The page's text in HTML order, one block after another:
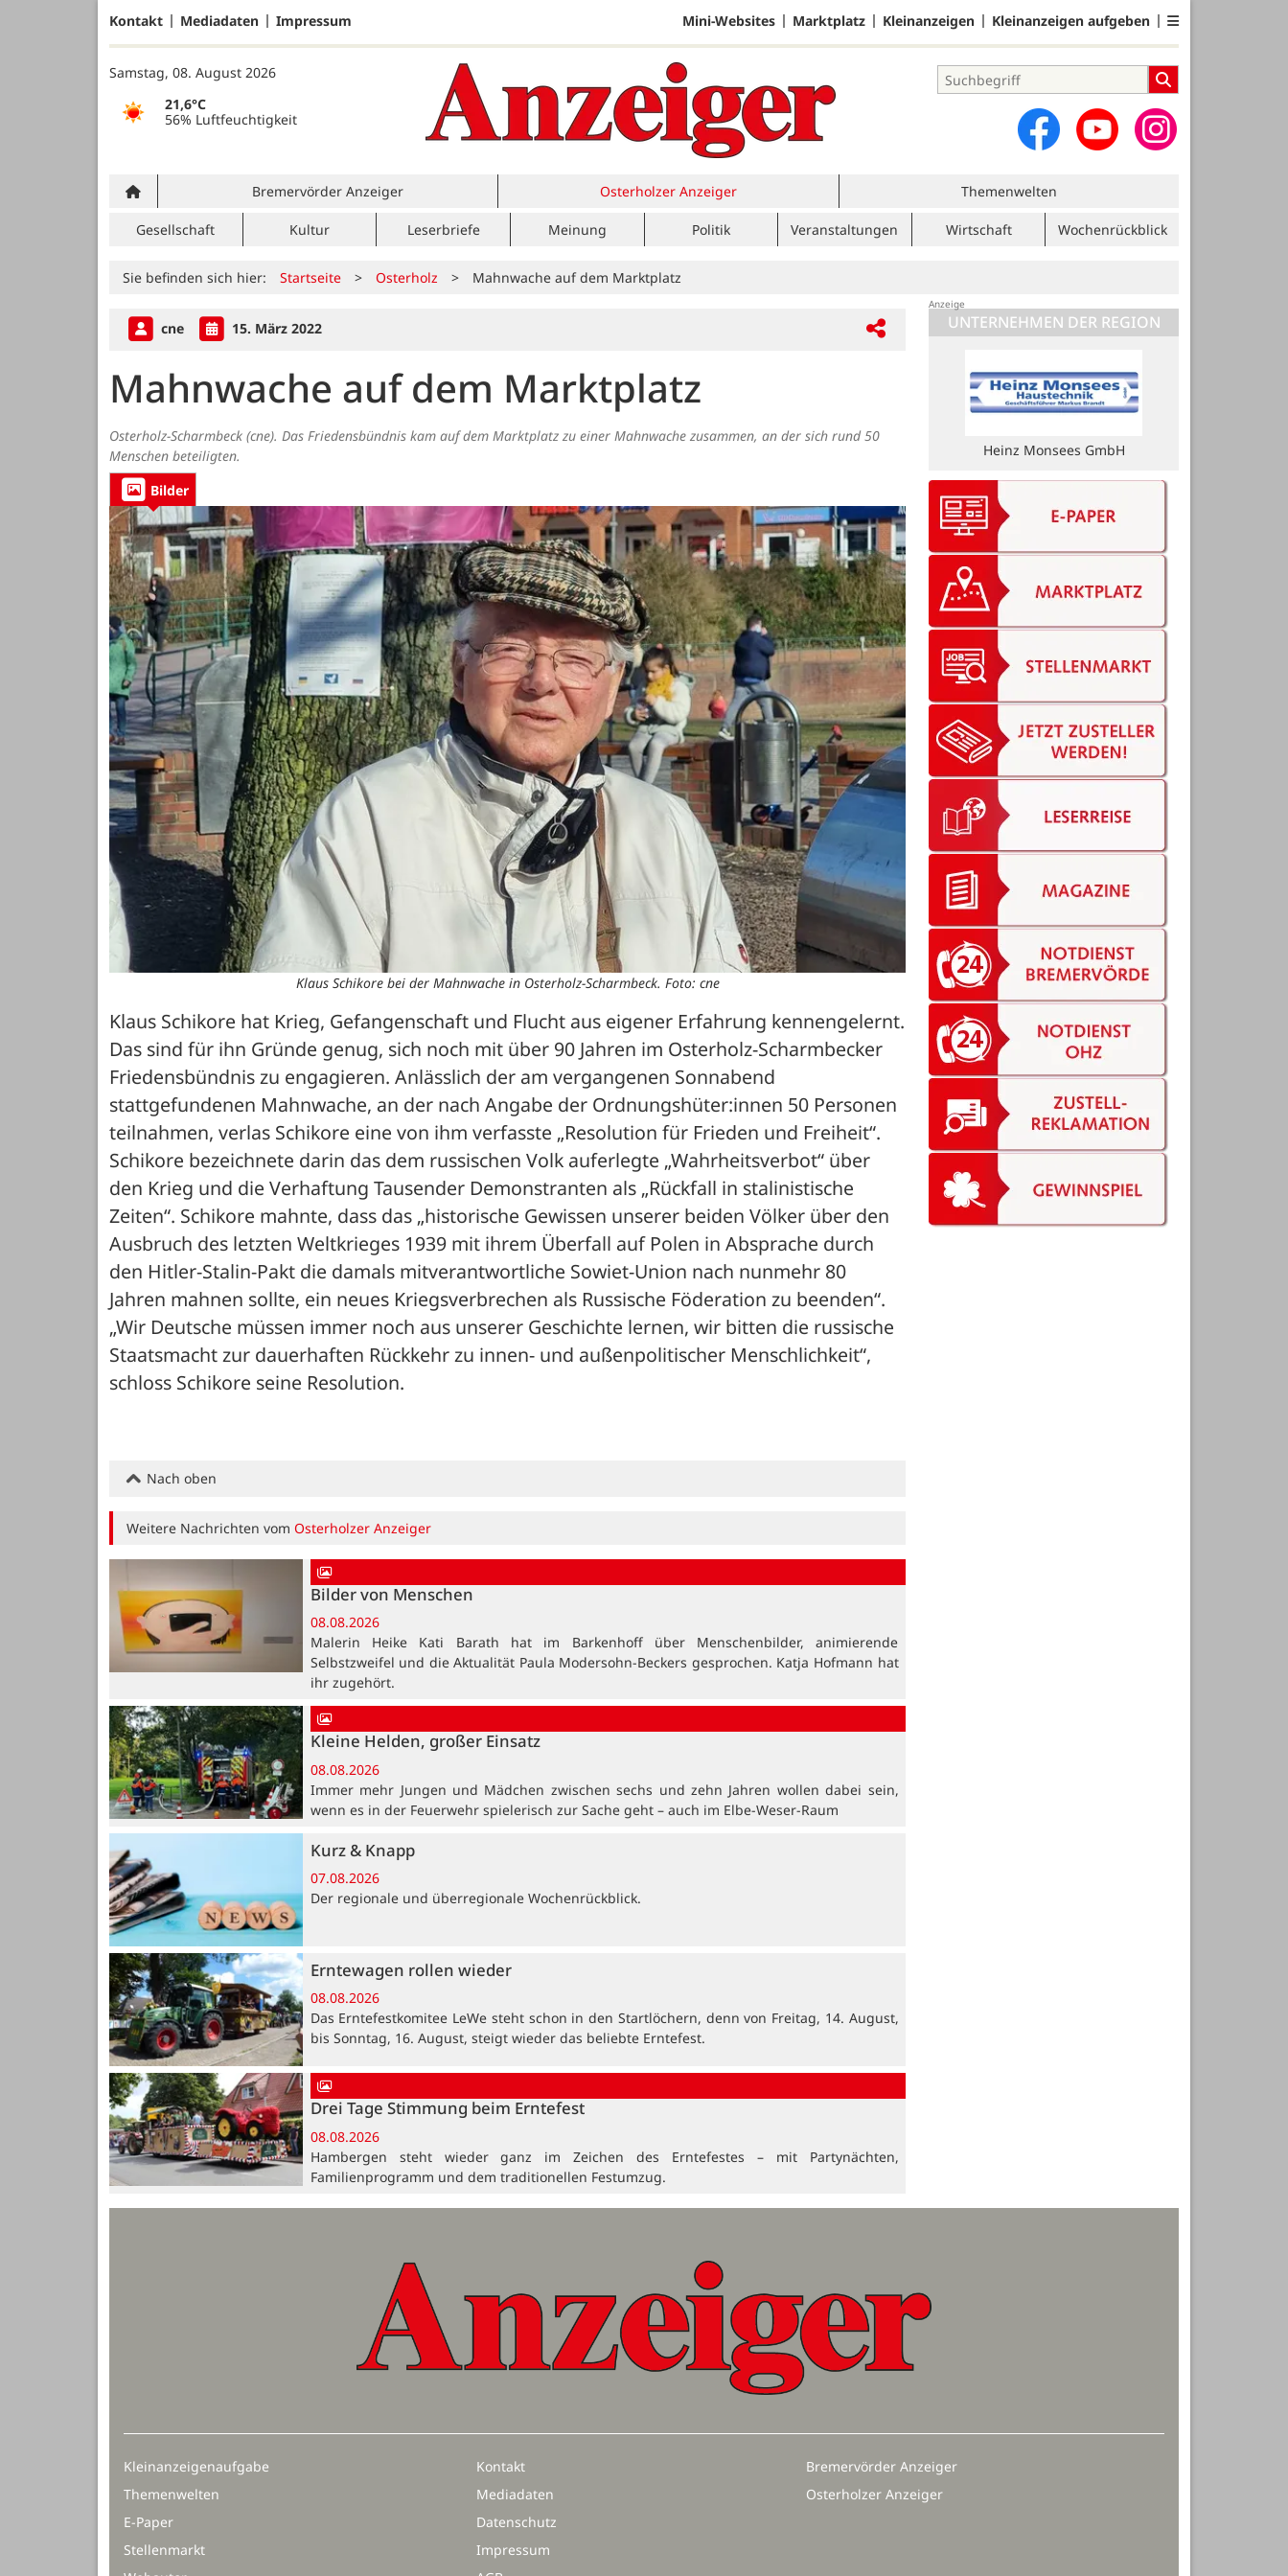
Kontakt Mediadaten Impressum Mini-Websites Marktplatz Kleinanzeigen Kleinanzeigen aufgeben
Samstag, 08. August 2026
21,6°C
56% Luftfeuchtigkeit
Bremervörder Anzeiger Osterholzer Anzeiger Themenwelten
Gesellschaft Kultur Leserbriefe Meinung Politik Veranstaltungen Wirtschaft Wochenrückblick
Sie befinden sich hier: Startseite > Osterholz > Mahnwache auf dem Marktplatz
cne 15. März 2022
Mahnwache auf dem Marktplatz
Osterholz-Scharmbeck (cne). Das Friedensbündnis kam auf dem Marktplatz zu einer Mahnwache zusammen, an der sich rund 50
Menschen beteiligten.
Bilder
Klaus Schikore bei der Mahnwache in Osterholz-Scharmbeck. Foto: cne
Klaus Schikore hat Krieg, Gefangenschaft und Flucht aus eigener Erfahrung kennengelernt.
Das sind für ihn Gründe genug, sich noch mit über 90 Jahren im Osterholz-Scharmbecker
Friedensbündnis zu engagieren. Anlässlich der am vergangenen Sonnabend
stattgefundenen Mahnwache, an der nach Angabe der Ordnungshüter:innen 50 Personen
teilnahmen, verlas Schikore eine von ihm verfasste „Resolution für Frieden und Freiheit“.
Schikore bezeichnete darin das dem russischen Volk auferlegte „Wahrheitsverbot“ über
den Krieg und die Verhaftung Tausender Demonstranten als „Rückfall in stalinistische
Zeiten“. Schikore mahnte, dass das „historische Gewissen unserer beiden Völker über den
Ausbruch des letzten Weltkrieges 1939 mit ihrem Überfall auf Polen in Absprache durch
den Hitler-Stalin-Pakt die damals mitverantwortliche Sowiet-Union nach nunmehr 80
Jahren mahnen sollte, ein neues Kriegsverbrechen als Russische Föderation zu beenden“.
„Wir Deutsche müssen immer noch aus unserer Geschichte lernen, wir bitten die russische
Staatsmacht zur dauerhaften Rückkehr zu innen- und außenpolitischer Menschlichkeit“,
schloss Schikore seine Resolution.
Nach oben
Weitere Nachrichten vomOsterholzer Anzeiger
Bilder von Menschen
08.08.2026
Malerin Heike Kati Barath hat im Barkenhoff über Menschenbilder, animierende
Selbstzweifel und die Aktualität Paula Modersohn-Beckers gesprochen. Katja Hofmann hat
ihr zugehört.
Kleine Helden, großer Einsatz
08.08.2026
Immer mehr Jungen und Mädchen zwischen sechs und zehn Jahren wollen dabei sein,
wenn es in der Feuerwehr spielerisch zur Sache geht – auch im Elbe-Weser-Raum
Kurz & Knapp
07.08.2026
Der regionale und überregionale Wochenrückblick.
Erntewagen rollen wieder
08.08.2026
Das Erntefestkomitee LeWe steht schon in den Startlöchern, denn von Freitag, 14. August,
bis Sonntag, 16. August, steigt wieder das beliebte Erntefest.
Drei Tage Stimmung beim Erntefest
08.08.2026
Hambergen steht wieder ganz im Zeichen des Erntefestes – mit Partynächten,
Familienprogramm und dem traditionellen Festumzug.
UNTERNEHMEN DER REGION
Bruns Vermessung
Kleinanzeigenaufgabe
Themenwelten
E-Paper
Stellenmarkt
Kontakt
Mediadaten
Datenschutz
Impressum
Bremervörder Anzeiger
Osterholzer Anzeiger